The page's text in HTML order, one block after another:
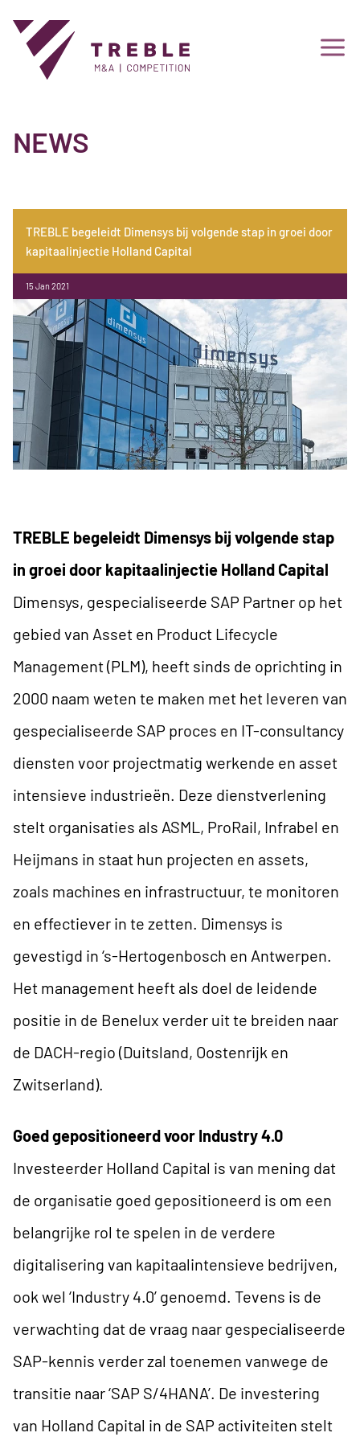
NEWS
TREBLE begeleidt Dimensys bij volgende stap in groei door
kapitaalinjectie Holland Capital
15 Jan 2021
TREBLE begeleidt Dimensys bij volgende stap
in groei door kapitaalinjectie Holland Capital
Dimensys, gespecialiseerde SAP Partner op het
gebied van Asset en Product Lifecycle
Management (PLM), heeft sinds de oprichting in
2000 naam weten te maken met het leveren van
gespecialiseerde SAP proces en IT-consultancy
diensten voor projectmatig werkende en asset
intensieve industrieën. Deze dienstverlening
stelt organisaties als ASML, ProRail, Infrabel en
Heijmans in staat hun projecten en assets,
zoals machines en infrastructuur, te monitoren
en effectiever in te zetten. Dimensys is
gevestigd in ‘s-Hertogenbosch en Antwerpen.
Het management heeft als doel de leidende
positie in de Benelux verder uit te breiden naar
de DACH-regio (Duitsland, Oostenrijk en
Zwitserland).
Goed gepositioneerd voor Industry 4.0
Investeerder Holland Capital is van mening dat
de organisatie goed gepositioneerd is om een
belangrijke rol te spelen in de verdere
digitalisering van kapitaalintensieve bedrijven,
ook wel ‘Industry 4.0’ genoemd. Tevens is de
verwachting dat de vraag naar gespecialiseerde
SAP-kennis verder zal toenemen vanwege de
transitie naar ‘SAP S/4HANA’. De investering
van Holland Capital in de SAP activiteiten stelt